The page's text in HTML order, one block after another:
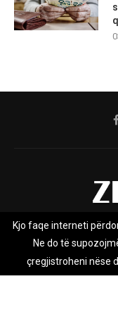
Rreth nesh
Zhurnal.mk është
Kjo faqe interneti
Ne do të
çregjistroheni nëse